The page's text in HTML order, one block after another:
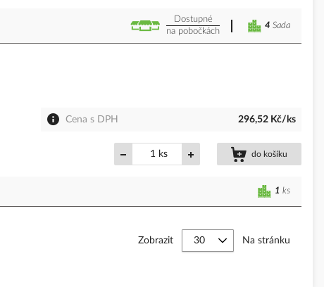
Dostupné
na pobočkách
4 Sada
Cena s DPH 296,52 Kč/ks
ks do košíku
1 ks
Zobrazit Na stránku